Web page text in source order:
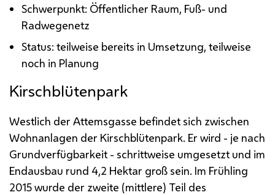
Schwerpunkt: Öffentlicher Raum, Fuß- und
Radwegenetz
Status: teilweise bereits in Umsetzung, teilweise
noch in Planung
Kirschblütenpark
Westlich der Attemsgasse befindet sich zwischen
Wohnanlagen der Kirschblütenpark. Er wird - je nach
Grundverfügbarkeit - schrittweise umgesetzt und im
Endausbau rund 4,2 Hektar groß sein. Im Frühling
2015 wurde der zweite (mittlere) Teil des